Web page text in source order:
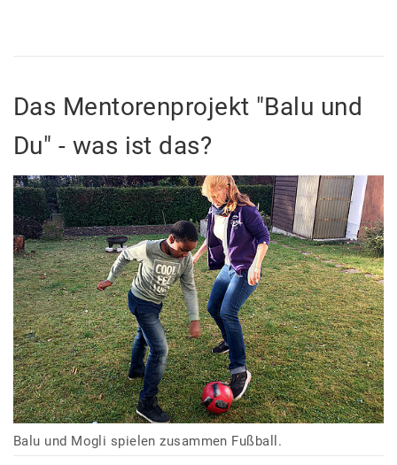
Das Mentorenprojekt "Balu und
Du" - was ist das?
Balu und Mogli spielen zusammen Fußball.